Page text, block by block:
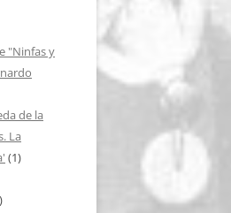
"Ninfas y
de la
La
(1)